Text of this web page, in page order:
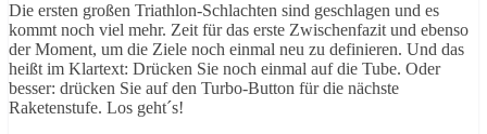
Die ersten großen Triathlon-Schlachten sind geschlagen und es
kommt noch viel mehr. Zeit für das erste Zwischenfazit und ebenso
der Moment, um die Ziele noch einmal neu zu definieren. Und das
heißt im Klartext: Drücken Sie noch einmal auf die Tube. Oder
besser: drücken Sie auf den Turbo-Button für die nächste
Raketenstufe. Los geht´s!